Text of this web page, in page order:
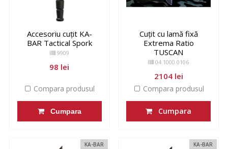
Accesoriu cuțit KA-
BAR Tactical Spork
9909
98 lei
Compara produsul
Cumpara
Cuțit cu lamă fixă
Extrema Ratio
TUSCAN
04.1000.0106
2104 lei
Compara produsul
Cumpara
KA-BAR KA-BAR